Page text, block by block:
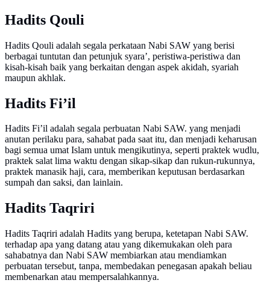
Hadits Qouli
Hadits Qouli adalah segala perkataan Nabi SAW yang berisi
berbagai tuntutan dan petunjuk syara’, peristiwa-peristiwa dan
kisah-kisah baik yang berkaitan dengan aspek akidah, syariah
maupun akhlak.
Hadits Fi’il
Hadits Fi’il adalah segala perbuatan Nabi SAW. yang menjadi
anutan perilaku para, sahabat pada saat itu, dan menjadi keharusan
bagi semua umat Islam untuk mengikutinya, seperti praktek wudlu,
praktek salat lima waktu dengan sikap-sikap dan rukun-rukunnya,
praktek manasik haji, cara, memberikan keputusan berdasarkan
sumpah dan saksi, dan lainlain.
Hadits Taqriri
Hadits Taqriri adalah Hadits yang berupa, ketetapan Nabi SAW.
terhadap apa yang datang atau yang dikemukakan oleh para
sahabatnya dan Nabi SAW membiarkan atau mendiamkan
perbuatan tersebut, tanpa, membedakan penegasan apakah beliau
membenarkan atau mempersalahkannya.